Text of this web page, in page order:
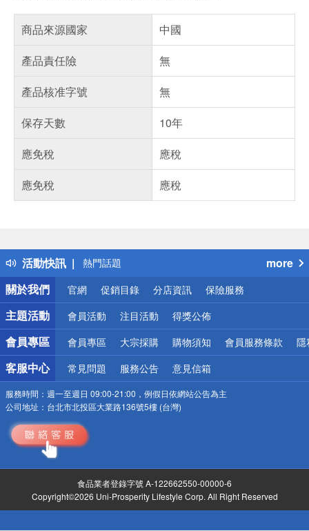
商品來源國家
中國
產品責任險
無
產品核准字號
無
保存天數
10年
應免稅
應稅
應免稅
應稅
活動快訊
得獎公告
熱門話題
銀行優惠
偏遠地區配送
詐騙網頁！請小心！
more
關於我們
官網 促銷目錄 分店資訊 保險服務
主題活動 會員活動 注目活動 得獎公佈
會員專區 會員專區 大宗採購 購物須知 會員服務條款 隱
客服中心 常見問題 服務公告 意見信箱
服務時間： 週一至週日 09:00-21:00，例假日依網站公告為主
公司地址： 台北市北投區大業路136號5樓 (台灣)
食品業者登錄字號 A-122662550-00000-6
Copyright©2026 Uni-Prosperity Lifestyle Corp. All Right Reserved